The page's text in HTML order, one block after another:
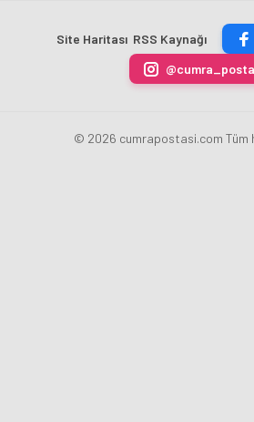
Site Haritası RSS Kaynağı
© 2026 cumrapostasi.com Tüm